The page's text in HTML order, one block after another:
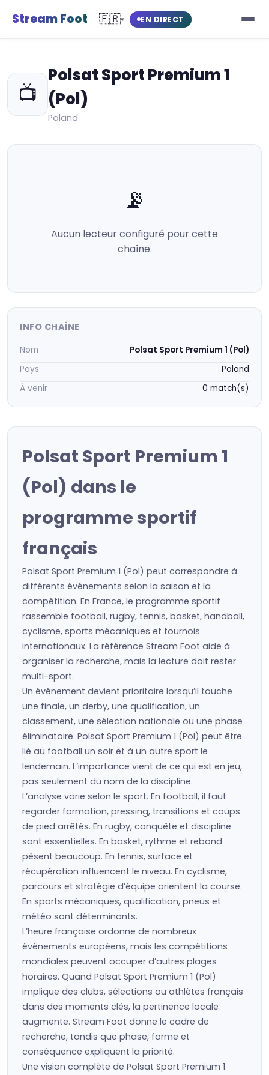
Stream Foot 🇫🇷▾ EN DIRECT
📺
Polsat Sport Premium 1
(Pol)
Poland
📡
Aucun lecteur configuré pour cette
chaîne.
INFO CHAÎNE
Nom
Polsat Sport Premium 1 (Pol)
Pays
Poland
À venir
0 match(s)
Polsat Sport Premium 1
(Pol) dans le
programme sportif
français
Polsat Sport Premium 1 (Pol) peut correspondre à
différents événements selon la saison et la
compétition. En France, le programme sportif
rassemble football, rugby, tennis, basket, handball,
cyclisme, sports mécaniques et tournois
internationaux. La référence Stream Foot aide à
organiser la recherche, mais la lecture doit rester
multi-sport.
Un événement devient prioritaire lorsqu’il touche
une finale, un derby, une qualification, un
classement, une sélection nationale ou une phase
éliminatoire. Polsat Sport Premium 1 (Pol) peut être
lié au football un soir et à un autre sport le
lendemain. L’importance vient de ce qui est en jeu,
pas seulement du nom de la discipline.
L’analyse varie selon le sport. En football, il faut
regarder formation, pressing, transitions et coups
de pied arrêtés. En rugby, conquête et discipline
sont essentielles. En basket, rythme et rebond
pèsent beaucoup. En tennis, surface et
récupération influencent le niveau. En cyclisme,
parcours et stratégie d’équipe orientent la course.
En sports mécaniques, qualification, pneus et
météo sont déterminants.
L’heure française ordonne de nombreux
événements européens, mais les compétitions
mondiales peuvent occuper d’autres plages
horaires. Quand Polsat Sport Premium 1 (Pol)
implique des clubs, sélections ou athlètes français
dans des moments clés, la pertinence locale
augmente. Stream Foot donne le cadre de
recherche, tandis que phase, forme et
conséquence expliquent la priorité.
Une vision complète de Polsat Sport Premium 1